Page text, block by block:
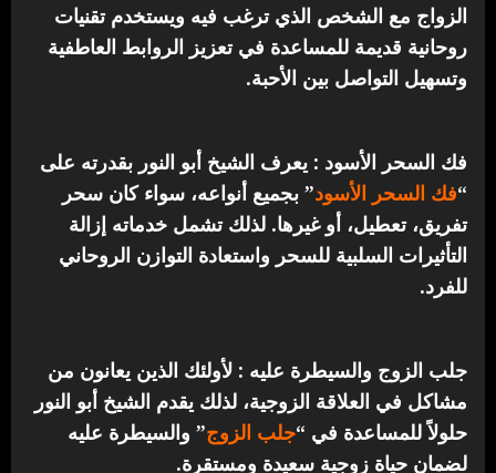
الزواج مع الشخص الذي ترغب فيه ويستخدم تقنيات
روحانية قديمة للمساعدة في تعزيز الروابط العاطفية
وتسهيل التواصل بين الأحبة.
فك السحر الأسود : يعرف الشيخ أبو النور بقدرته على
“فك السحر الأسود” بجميع أنواعه، سواء كان سحر
تفريق، تعطيل، أو غيرها. لذلك تشمل خدماته إزالة
التأثيرات السلبية للسحر واستعادة التوازن الروحاني
للفرد.
جلب الزوج والسيطرة عليه : لأولئك الذين يعانون من
مشاكل في العلاقة الزوجية، لذلك يقدم الشيخ أبو النور
حلولاً للمساعدة في “جلب الزوج” والسيطرة عليه
لضمان حياة زوجية سعيدة ومستقرة.